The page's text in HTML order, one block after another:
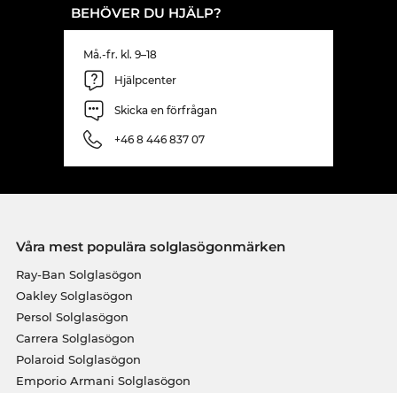
BEHÖVER DU HJÄLP?
Må.-fr. kl. 9–18
Hjälpcenter
Skicka en förfrågan
+46 8 446 837 07
Våra mest populära solglasögonmärken
Ray-Ban Solglasögon
Oakley Solglasögon
Persol Solglasögon
Carrera Solglasögon
Polaroid Solglasögon
Emporio Armani Solglasögon